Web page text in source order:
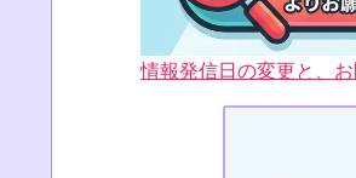
情報発信日の変更と、